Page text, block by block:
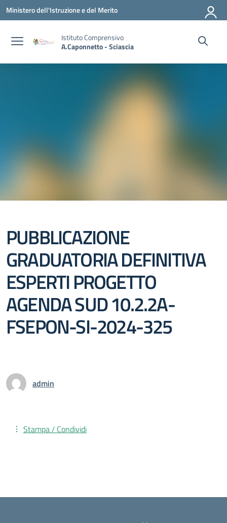
Vai ai contenuti
Vai al menu di navigazione
Vai al footer
Ministero dell'Istruzione e del Merito
Istituto Comprensivo
A.Caponnetto - Sciascia
PUBBLICAZIONE
GRADUATORIA DEFINITIVA
ESPERTI PROGETTO
AGENDA SUD 10.2.2A-
FSEPON-SI-2024-325
admin
Stampa / Condividi